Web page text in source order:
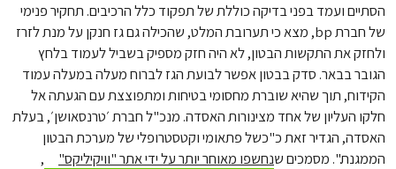
הסתיים ועמד בפני בדיקה כוללת של תפקוד כלל הרכיבים. תחקיר פנימי
של חברת bp, מצא כי תערובת המלט, שהכילה גם גז חנקן על מנת לזרז
ולחזק את התקשות הבטון, לא היה חזק מספיק בשביל לעמוד בלחץ
הגובר בבאר. סדק בבטון אפשר לבועת הגז לברוח מעלה במעלה עמוד
הקידוח, תוך שהיא שוברת מחסומי בטיחות ומתפוצצת עם הגעתה אל
חלקו העליון של אחד מצינורות האסדה. מנכ"ל חברת ׳טרנסאושן׳, בעלת
האסדה, הגדיר זאת כ"כשל פתאומי וקטסטרופלי של מערכת הבטון
הממגנת.". מסמכים שנחשפו מאוחר יותר על ידי אתר "וויקיליקס"
,